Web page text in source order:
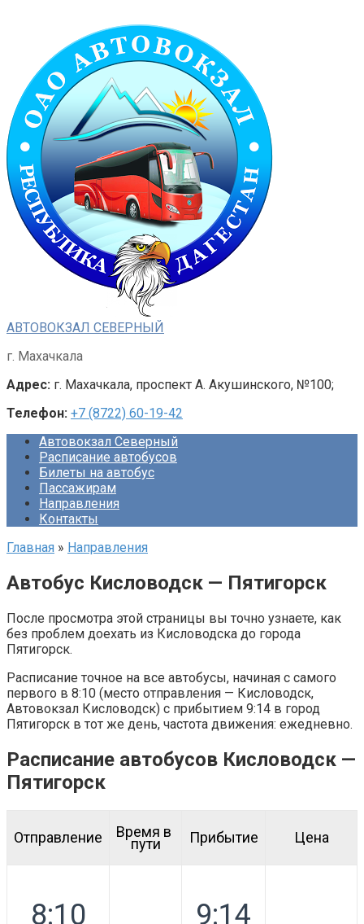
АВТОВОКЗАЛ СЕВЕРНЫЙ
г. Махачкала
Адрес: г. Махачкала, проспект А. Акушинского, №100;
Телефон: +7 (8722) 60-19-42
Автовокзал Северный
Расписание автобусов
Билеты на автобус
Пассажирам
Направления
Контакты
Главная » Направления
Автобус Кисловодск — Пятигорск
После просмотра этой страницы вы точно узнаете, как
без проблем доехать из Кисловодска до города
Пятигорск.
Расписание точное на все автобусы, начиная с самого
первого в 8:10 (место отправления — Кисловодск,
Автовокзал Кисловодск) с прибытием 9:14 в город
Пятигорск в тот же день, частота движения: ежедневно.
Расписание автобусов Кисловодск —
Пятигорск
Отправление Время в
пути Прибытие Цена